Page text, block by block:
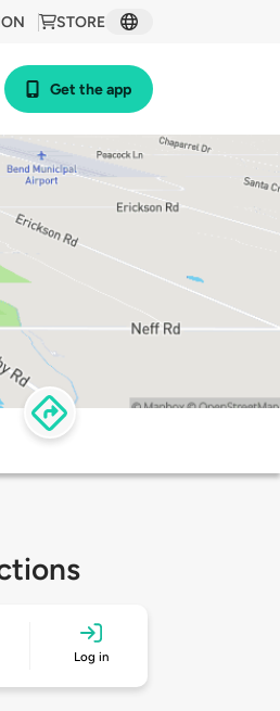
STORE
Get the app
Log in